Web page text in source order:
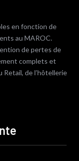
en fonction de
au MAROC.
de pertes de
complets et
Retail, de l’hôtellerie